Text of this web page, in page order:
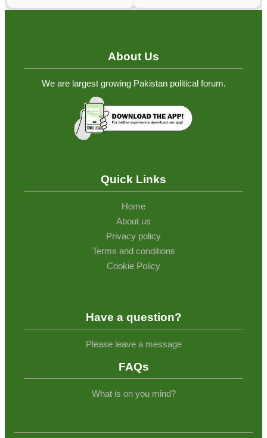
About Us
We are largest growing Pakistan political forum.
Quick Links
Home
About us
Privacy policy
Terms and conditions
Cookie Policy
Have a question?
Please leave a message
FAQs
What is on you mind?